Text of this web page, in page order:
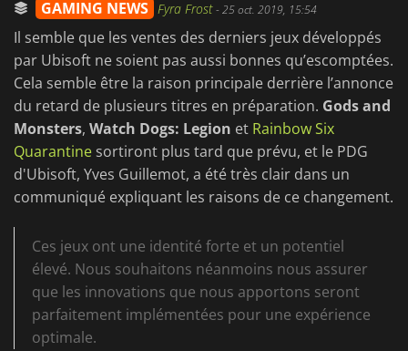
GAMING NEWS Fyra Frost-25 oct. 2019, 15:54
Il semble que les ventes des derniers jeux développés
par Ubisoft ne soient pas aussi bonnes qu’escomptées.
Cela semble être la raison principale derrière l’annonce
du retard de plusieurs titres en préparation. Gods and
Monsters, Watch Dogs: Legion et Rainbow Six
Quarantine sortiront plus tard que prévu, et le PDG
d'Ubisoft, Yves Guillemot, a été très clair dans un
communiqué expliquant les raisons de ce changement.
Ces jeux ont une identité forte et un potentiel
élevé. Nous souhaitons néanmoins nous assurer
que les innovations que nous apportons seront
parfaitement implémentées pour une expérience
optimale.